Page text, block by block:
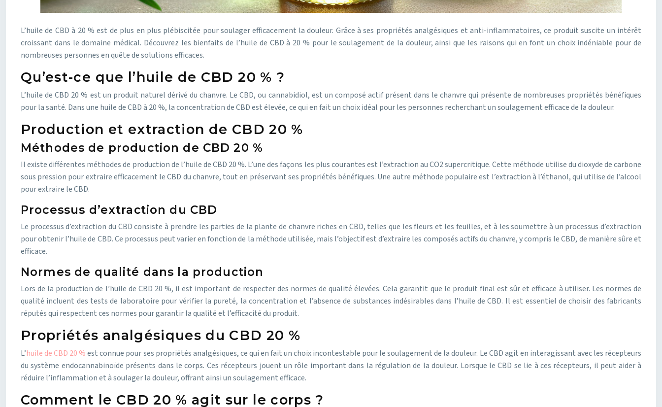
L’huile de CBD à 20 % est de plus en plus plébiscitée pour soulager efficacement la douleur. Grâce à ses propriétés analgésiques et anti-inflammatoires, ce produit suscite un intérêt
croissant dans le domaine médical. Découvrez les bienfaits de l’huile de CBD à 20 % pour le soulagement de la douleur, ainsi que les raisons qui en font un choix indéniable pour de
nombreuses personnes en quête de solutions efficaces.
Qu’est-ce que l’huile de CBD 20 % ?
L’huile de CBD 20 % est un produit naturel dérivé du chanvre. Le CBD, ou cannabidiol, est un composé actif présent dans le chanvre qui présente de nombreuses propriétés bénéfiques
pour la santé. Dans une huile de CBD à 20 %, la concentration de CBD est élevée, ce qui en fait un choix idéal pour les personnes recherchant un soulagement efficace de la douleur.
Production et extraction de CBD 20 %
Méthodes de production de CBD 20 %
Il existe différentes méthodes de production de l’huile de CBD 20 %. L’une des façons les plus courantes est l’extraction au CO2 supercritique. Cette méthode utilise du dioxyde de carbone
sous pression pour extraire efficacement le CBD du chanvre, tout en préservant ses propriétés bénéfiques. Une autre méthode populaire est l’extraction à l’éthanol, qui utilise de l’alcool
pour extraire le CBD.
Processus d’extraction du CBD
Le processus d’extraction du CBD consiste à prendre les parties de la plante de chanvre riches en CBD, telles que les fleurs et les feuilles, et à les soumettre à un processus d’extraction
pour obtenir l’huile de CBD. Ce processus peut varier en fonction de la méthode utilisée, mais l’objectif est d’extraire les composés actifs du chanvre, y compris le CBD, de manière sûre et
efficace.
Normes de qualité dans la production
Lors de la production de l’huile de CBD 20 %, il est important de respecter des normes de qualité élevées. Cela garantit que le produit final est sûr et efficace à utiliser. Les normes de
qualité incluent des tests de laboratoire pour vérifier la pureté, la concentration et l’absence de substances indésirables dans l’huile de CBD. Il est essentiel de choisir des fabricants
réputés qui respectent ces normes pour garantir la qualité et l’efficacité du produit.
Propriétés analgésiques du CBD 20 %
L’huile de CBD 20 %est connue pour ses propriétés analgésiques, ce qui en fait un choix incontestable pour le soulagement de la douleur. Le CBD agit en interagissant avec les récepteurs
du système endocannabinoïde présents dans le corps. Ces récepteurs jouent un rôle important dans la régulation de la douleur. Lorsque le CBD se lie à ces récepteurs, il peut aider à
réduire l’inflammation et à soulager la douleur, offrant ainsi un soulagement efficace.
Comment le CBD 20 % agit sur le corps ?